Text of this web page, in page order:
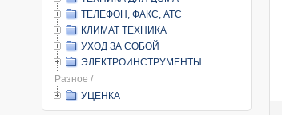
ТЕЛЕФОН, ФАКС, АТС
КЛИМАТ ТЕХНИКА
УХОД ЗА СОБОЙ
ЭЛЕКТРОИНСТРУМЕНТЫ
Разное /
УЦЕНКА